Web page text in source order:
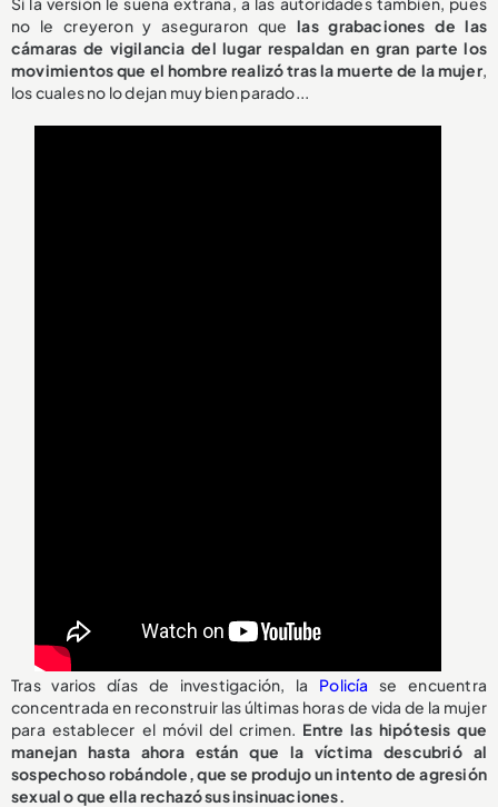
no le creyeron y aseguraron quelas grabaciones de las
cámaras de vigilancia del lugar respaldan en gran parte los
movimientos que el hombre realizó tras la muerte de la mujer,
los cuales no lo dejan muy bien parado...
Tras varios días de investigación, la Policía se encuentra
concentrada en reconstruir las últimas horas de vida de la mujer
para establecer el móvil del crimen. Entre las hipótesis que
manejan hasta ahora están que la víctima descubrió al
sospechoso robándole, que se produjo un intento de agresión
sexual o que ella rechazó sus insinuaciones.